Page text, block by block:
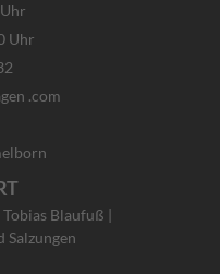
Uhr
.com
Blaufuß |
Salzungen